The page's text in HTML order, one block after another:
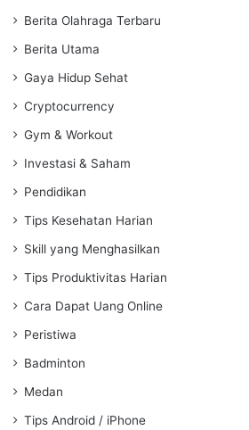
Berita Olahraga Terbaru
Berita Utama
Gaya Hidup Sehat
Cryptocurrency
Gym & Workout
Investasi & Saham
Pendidikan
Tips Kesehatan Harian
Skill yang Menghasilkan
Tips Produktivitas Harian
Cara Dapat Uang Online
Peristiwa
Badminton
Medan
Tips Android / iPhone